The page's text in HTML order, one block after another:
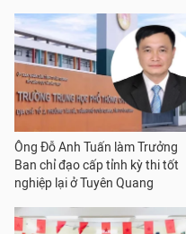
Ông Đỗ Anh Tuấn làm Trưởng
Ban chỉ đạo cấp tỉnh kỳ thi tốt
nghiệp lại ở Tuyên Quang